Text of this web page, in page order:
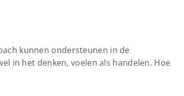
kunnen ondersteunen in de
in het denken, voelen als handelen. Hoe